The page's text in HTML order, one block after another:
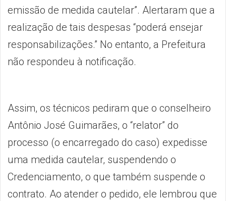
emissão de medida cautelar”. Alertaram que a
realização de tais despesas “poderá ensejar
responsabilizações.” No entanto, a Prefeitura
não respondeu à notificação.
Assim, os técnicos pediram que o conselheiro
Antônio José Guimarães, o “relator” do
processo (o encarregado do caso) expedisse
uma medida cautelar, suspendendo o
Credenciamento, o que também suspende o
contrato. Ao atender o pedido, ele lembrou que